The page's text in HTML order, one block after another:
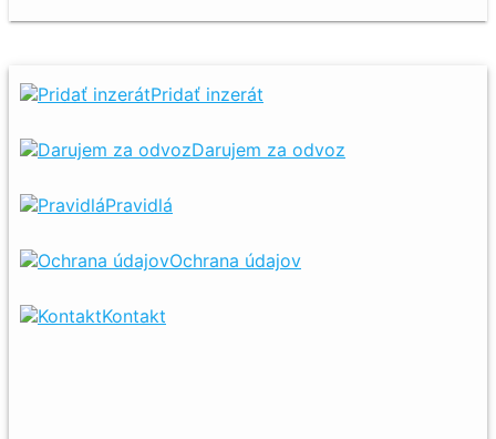
Pridať inzerát
Darujem za odvoz
Pravidlá
Ochrana údajov
Kontakt